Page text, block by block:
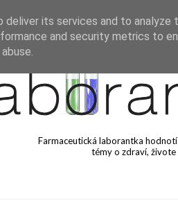
Farmaceutická laborantka
témy o zdraví, živote
its services and to analyze
and security metrics to